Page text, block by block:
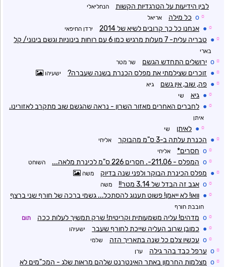
לבין הידיעות על הטרגדיות הקשות הנחליאלי
☼
o כל מילה אריאל
☼
● אנחנו כל כך קרובים לשיא של 2014 ירדן החיפאי
☼
● טבריה עלית- 7 מעלות מרגיש כמו 6 עם רוחות בינוניות וגשם בינוני/ קל
בארי
☼
o ירושלים התחדש הגשם שר מטר
☼
● זוכרים שצילמתי את מפלס הכנרת בשנה שעברה? ישעיהו
☼
● פה, שוב, אין גשם גיא
☼
● גיא שי
☼
● לחברים האחרים מאזור השרון - נראה שהגשם שוב מתקרב לאזורינו.
איתן
☼
● לאיתן שי
☼
● הכנרת עלתה ב-3 ס"מ מהבוקר אליחי
☼
o חסרים* אליחי
☼
o המפלס - 211.06-. חסרים 226 ס"מ לכינרת מלאה... השוחט
☼
● מפלס הכינרת הבוקר ולפני שנה בדיוק משה
☼
o אגב זה הבדל של 3.14 מטר!! משה
☼
● וואו! לא ייאמן! פשוט תענוג להסתכל... גשמי ברכה של חורף שני ברצף
חובבת חורף
☼
o מדהים! עליה משמעותית וקריטית! שרק תמשיך לעלות ככה תום
☼
● כמובן שרוב העליה שייכת לחורף שעבר ישעיהו
☼
o עכשיו צלם כל שנה בתאריך הזה שלמי
☼
o ערפל כבד בהר גילה ערן
☼
o מצלמות החרמון באתר האינטרנט שלהם מראות שלג - המכ"מים לא